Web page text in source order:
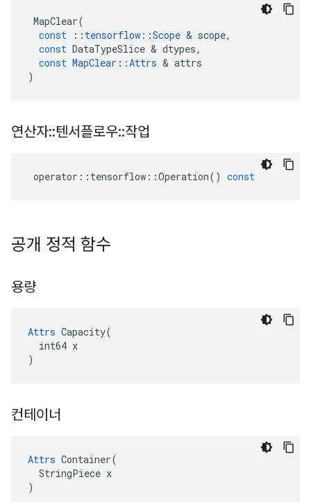
MapClear(
const
:: tensorflow ::Scope & scope,
const DataTypeSlice & dtypes,
const MapClear ::Attrs & attrs
)
연산자::텐서플로우::작업
operator :: tensorflow ::Operation() const
공개 정적 함수
용량
Attrs Capacity(
  int64 x
)
컨테이너
Attrs Container(
  StringPiece x
)